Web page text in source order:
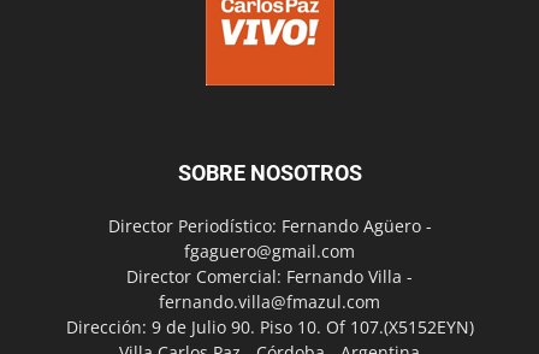
SOBRE NOSOTROS
Director Periodístico: Fernando Agüero -
fgaguero@gmail.com
Director Comercial: Fernando Villa -
fernando.villa@fmazul.com
Dirección: 9 de Julio 90. Piso 10. Of 107.(X5152EYN)